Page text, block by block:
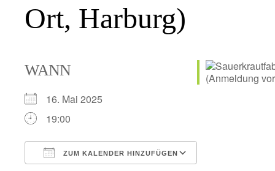
Ort, Harburg)
WANN
16. Mai 2025
19:00
ZUM KALENDER HINZUFÜGEN